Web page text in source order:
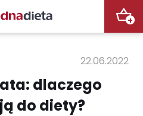
+
22.06.2022
dlaczego
do diety?